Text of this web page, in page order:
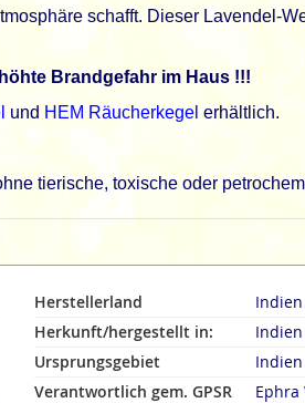
schafft. Dieser Lavendel-
Brandgefahr im Haus !!!
und HEM Räucherkegel erhältlich.
tierische, toxische oder
Herstellerland
Indien
Herkunft/hergestellt in:
Indien
Ursprungsgebiet
Indien
Verantwortlich gem. GPSR
Ephra